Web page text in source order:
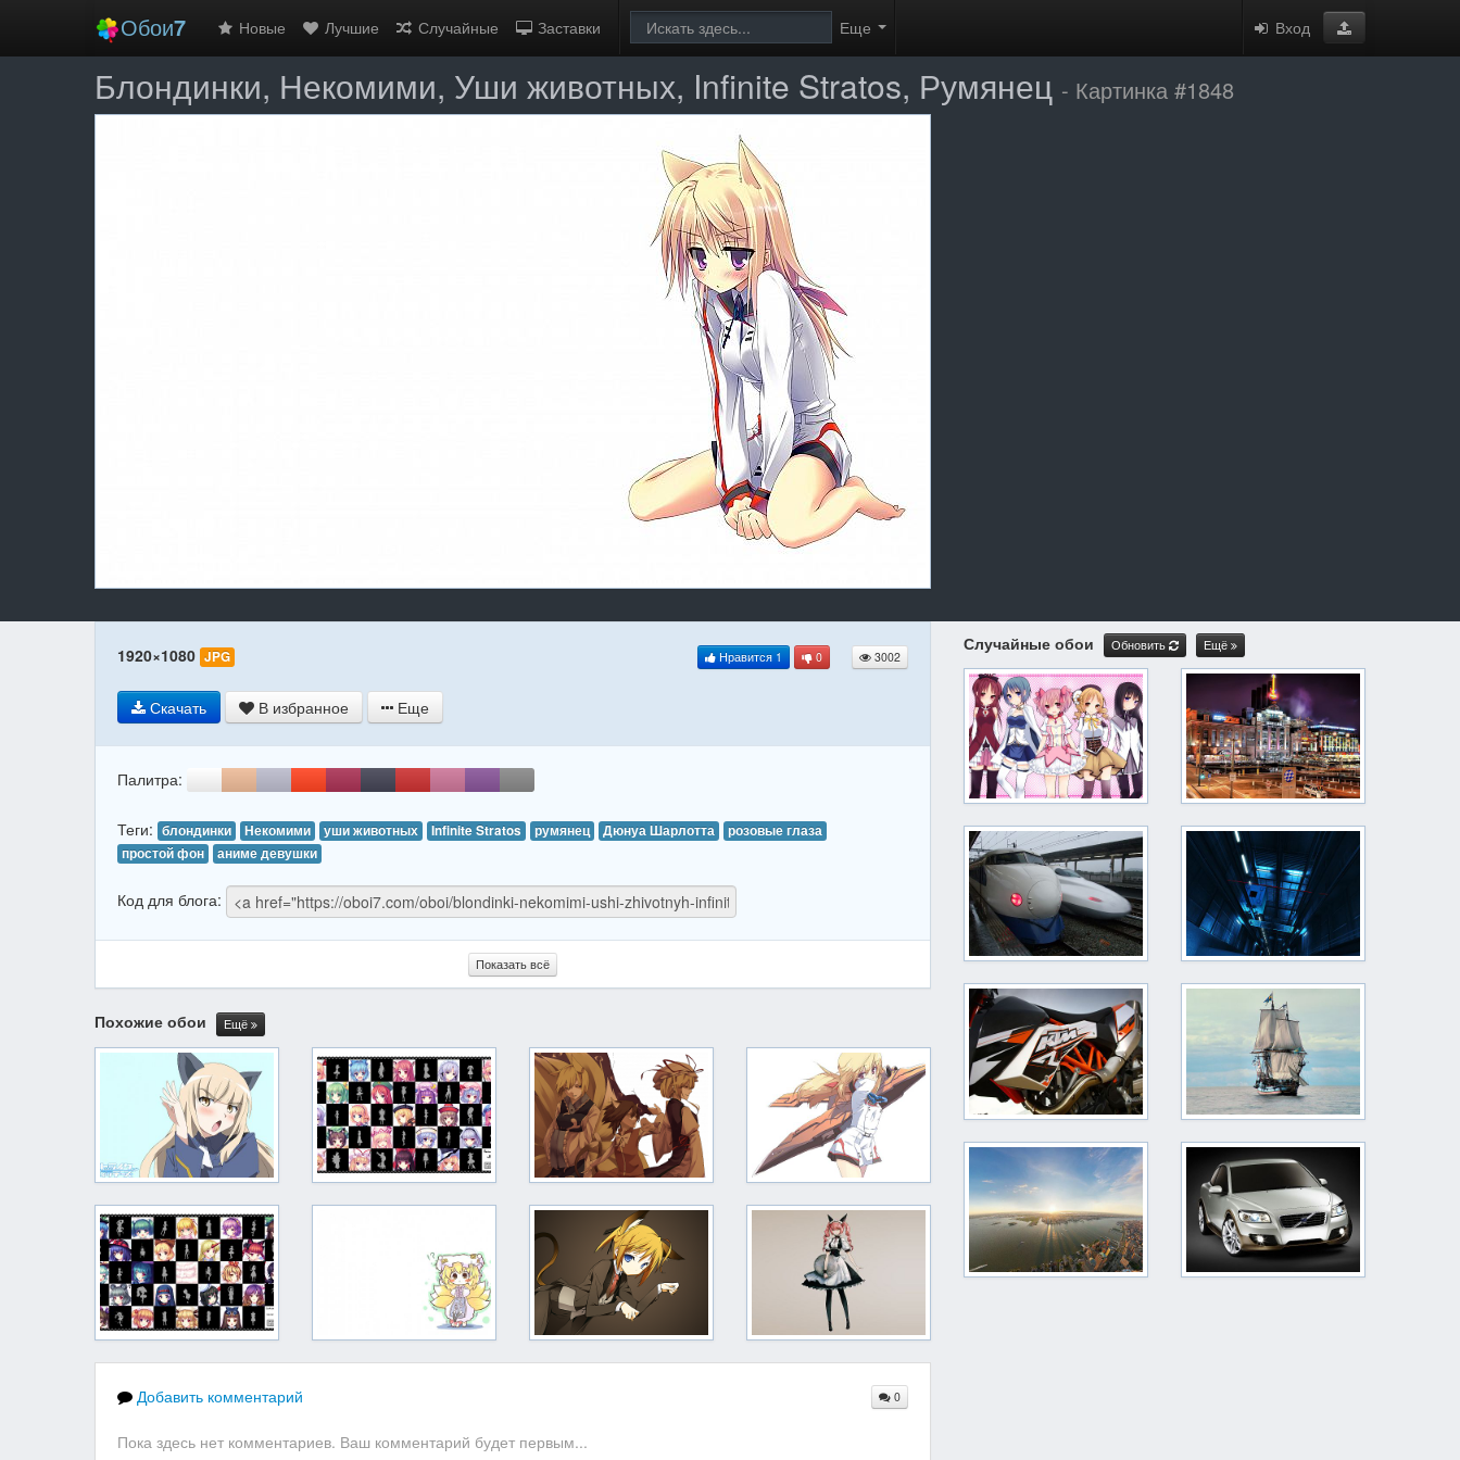
Обои7 Новые Лучшие Случайные Заставки Еще Вход
Блондинки, Некомими, Уши животных, Infinite Stratos, Румянец - Картинка #1848
1920×1080 JPG Нравится 1 0 3002
Скачать В избранное Еще
Палитра:
Теги: блондинки Некомими уши животных Infinite Stratos румянец Дюнуа Шарлотта
розовые глаза
простой фон
аниме девушки
Код для блога:
Показать всё
Похожие обои Ещё
Добавить комментарий 0
Пока здесь нет комментариев. Ваш комментарий будет первым...
Случайные обои Обновить Ещё